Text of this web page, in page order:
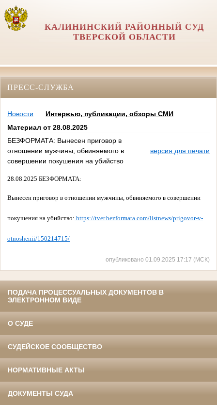
КАЛИНИНСКИЙ РАЙОННЫЙ СУД
ТВЕРСКОЙ ОБЛАСТИ
ПРЕСС-СЛУЖБА
Новости
Интервью, публикации, обзоры СМИ
Материал от 28.08.2025
БЕЗФОРМАТА: Вынесен приговор в
отношении мужчины, обвиняемого в
совершении покушения на убийство
версия для печати
28.08.2025 БЕЗФОРМАТА:
Вынесен приговор в отношении мужчины, обвиняемого в совершении
покушения на убийство: https://tver.bezformata.com/listnews/prigovor-v-
otnoshenii/150214715/
опубликовано 01.09.2025 17:17 (МСК)
ПОДАЧА ПРОЦЕССУАЛЬНЫХ ДОКУМЕНТОВ В
ЭЛЕКТРОННОМ ВИДЕ
О СУДЕ
СУДЕЙСКОЕ СООБЩЕСТВО
НОРМАТИВНЫЕ АКТЫ
ДОКУМЕНТЫ СУДА